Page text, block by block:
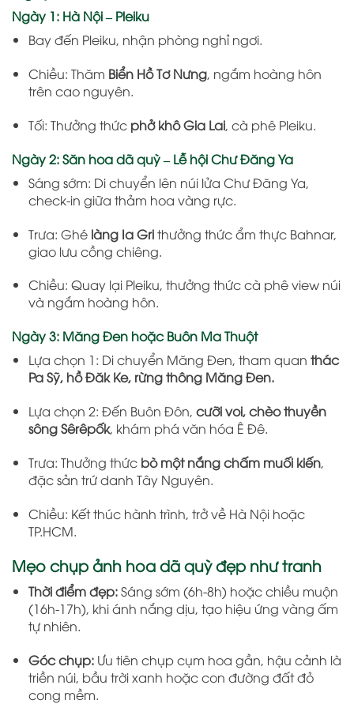
Ngày 1: Hà Nội – Pleiku
Bay đến Pleiku, nhận phòng nghỉ ngơi.
Chiều: Thăm Biển Hồ Tơ Nưng, ngắm hoàng hôn
trên cao nguyên.
Tối: Thưởng thức phở khô Gia Lai, cà phê Pleiku.
Ngày 2:Săn hoa dã quỳ – Lễ hội Chư Đăng Ya
Sáng sớm: Di chuyển lên núi lửa Chư Đăng Ya,
check-in giữa thảm hoa vàng rực.
Trưa: Ghé làng Ia Grithưởng thức ẩm thực Bahnar,
giao lưu cồng chiêng.
Chiều: Quay lại Pleiku, thưởng thức cà phê view núi
và ngắm hoàng hôn.
Ngày 3: Măng Đen hoặc Buôn Ma Thuột
Lựa chọn 1: Di chuyển Măng Đen, tham quan thác
Pa Sỹ, hồ Đăk Ke, rừng thông Măng Đen.
Lựa chọn 2: Đến Buôn Đôn, cưỡi voi, chèo thuyền
sông Sêrêpốk, khám phá văn hóa Ê Đê.
Trưa: Thưởng thức bò một nắng chấm muối kiến,
đặc sản trứ danh Tây Nguyên.
Chiều: Kết thúc hành trình, trở về Hà Nội hoặc
TP.HCM.
Mẹo chụp ảnh hoa dã quỳ đẹp như tranh
Thời điểm đẹp:Sáng sớm (6h-8h) hoặc chiều muộn
(16h-17h), khi ánh nắng dịu, tạo hiệu ứng vàng ấm
tự nhiên.
Góc chụp:Ưu tiên chụp cụm hoa gần, hậu cảnh là
triền núi, bầu trời xanh hoặc con đường đất đỏ
cong mềm.